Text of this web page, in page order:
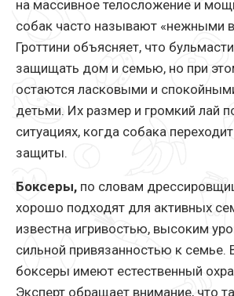
на массивное телосложение и
собак часто называют «нежными
Гроттини объясняет, что
защищать дом и семью, но при
остаются ласковыми и
детьми. Их размер и громкий лай
ситуациях, когда собака
защиты.
Боксеры, по словам
хорошо подходят для активных
известна игривостью, высоким
сильной привязанностью к семье.
боксеры имеют естественный
Эксперт обращает внимание, что